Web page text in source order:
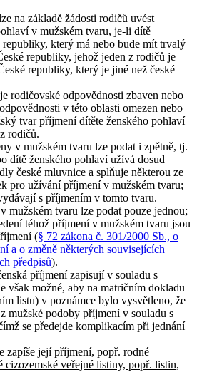
na základě žádosti rodičů uvést
v mužském tvaru, je-li dítě
republiky, který má nebo bude mít trvalý
republiky, jehož jeden z rodičů je
republiky, který je jiné než české
rodičovské odpovědnosti zbaven nebo
v této oblasti omezen nebo
tvar příjmení dítěte ženského pohlaví
rodičů.
v mužském tvaru lze podat i zpětně, tj.
dítě ženského pohlaví užívá dosud
české mluvnice a splňuje některou ze
pro užívání příjmení v mužském tvaru;
s příjmením v tomto tvaru.
mužském tvaru lze podat pouze jednou;
téhož příjmení v mužském tvaru jsou
(§ 72 zákona č. 301/2000 Sb., o
a o změně některých souvisejících
předpisů).
příjmení zapisují v souladu s
však možné, aby na matričním dokladu
listu) v poznámce bylo vysvětleno, že
mužské podoby příjmení v souladu s
se předejde komplikacím při jednání
zapíše její příjmení, popř. rodné
cizozemské veřejné listiny, popř. listin,